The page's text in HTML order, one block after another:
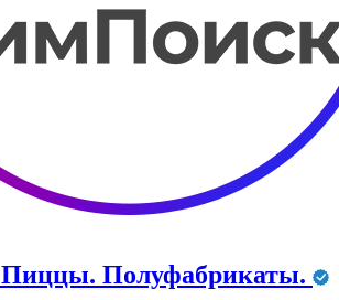
Полуфабрикаты.